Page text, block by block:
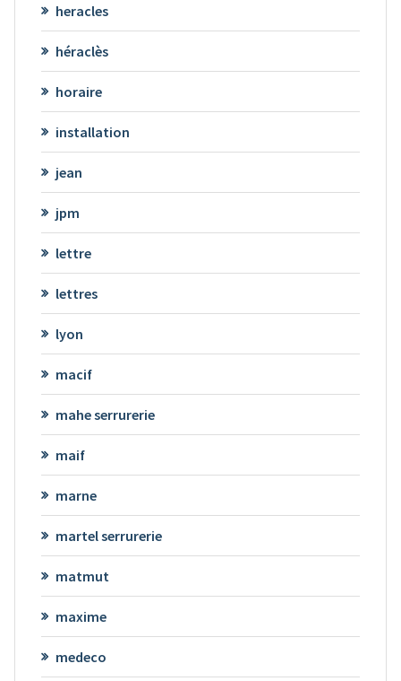
heracles
héraclès
horaire
installation
jean
jpm
lettre
lettres
lyon
macif
mahe serrurerie
maif
marne
martel serrurerie
matmut
maxime
medeco